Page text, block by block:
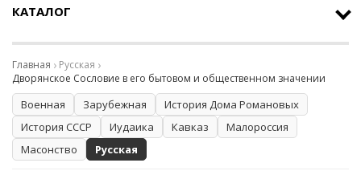
КАТАЛОГ
Главная
Русская
Дворянское Сословие в его бытовом и общественном значении
Военная Зарубежная
История Дома Романовых
История СССР
Иудаика Кавказ
Малороссия
Масонство
Русская